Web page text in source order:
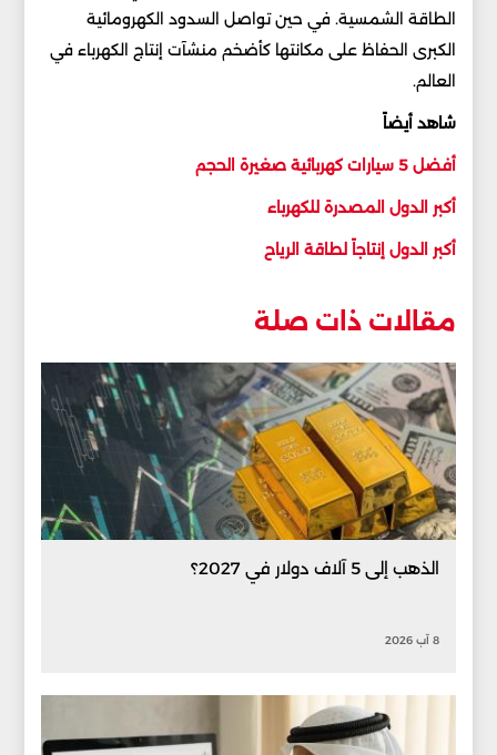
الطاقة الشمسية. في حين تواصل السدود الكهرومائية
الكبرى الحفاظ على مكانتها كأضخم منشآت إنتاج الكهرباء في
العالم.
شاهد أيضاً
أفضل 5 سيارات كهربائية صغيرة الحجم
أكبر الدول المصدرة للكهرباء
أكبر الدول إنتاجاً لطاقة الرياح
مقالات ذات صلة
الذهب إلى 5 آلاف دولار في 2027؟
8 آب 2026